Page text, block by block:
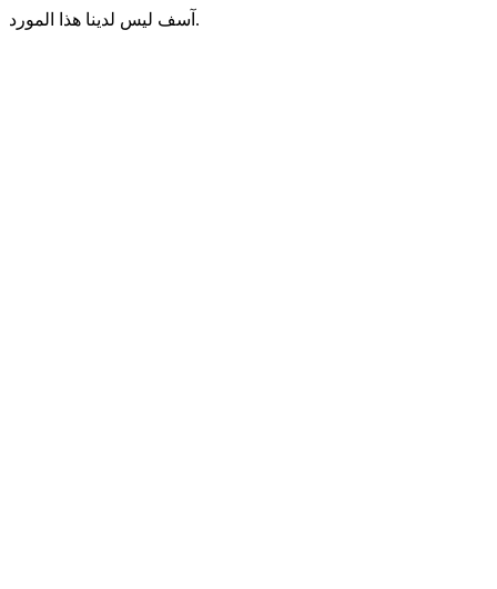
آسف ليس لدينا هذا المورد.